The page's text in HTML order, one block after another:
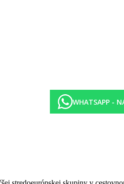
nápojov (10:00 - 00:00)
18:00)
na vyžiadanie)
a Water Vile
nápojov v Thari, bare
vyžiadanie
WHATSAPP -